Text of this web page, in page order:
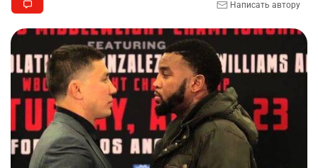
Написать автору